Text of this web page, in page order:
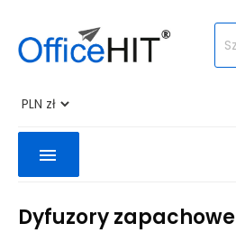
menu
Dyfuzory zapachowe